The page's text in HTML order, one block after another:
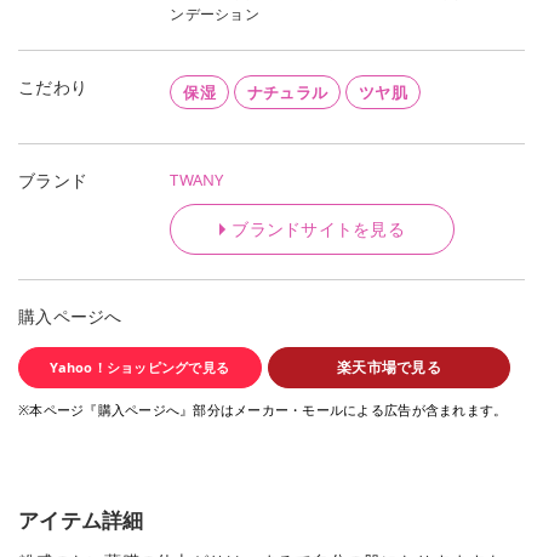
ンデーション
こだわり 保湿 ナチュラル ツヤ肌
ブランド TWANY
ブランドサイトを見る
購入ページへ
Yahoo！ショッピングで見る 楽天市場で見る
※本ページ『購入ページへ』部分はメーカー・モールによる広告が含まれます。
アイテム詳細